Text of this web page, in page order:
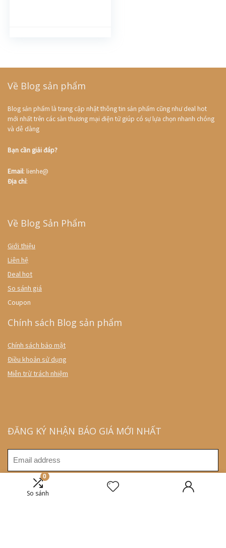
0
So sánh
Về Blog sản phẩm
Blog sản phẩm là trang cập nhật thông tin sản phẩm cũng như deal hot
mới nhất trên các sàn thương mại điện tử giúp có sự lựa chọn nhanh chóng
và dễ dàng
Bạn cần giải đáp?
Email: lienhe@
Địa chỉ:
Về Blog Sản Phẩm
Giới thiệu
Liên hệ
Deal hot
So sánh giá
Coupon
Chính sách Blog sản phẩm
Chính sách bảo mật
Điều khoản sử dụng
Miễn trừ trách nhiệm
ĐĂNG KÝ NHẬN BÁO GIÁ MỚI NHẤT